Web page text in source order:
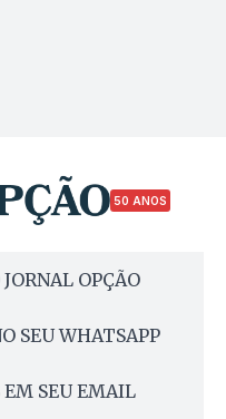
50 ANOS
OPÇÃO
SEU WHATSAPP
EM SEU EMAIL